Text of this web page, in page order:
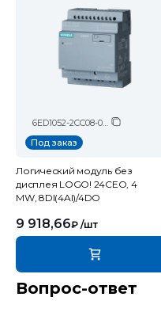
6ED1052-2CC08-0BA2
Под заказ
Логический модуль без
дисплея LOGO! 24CEO, 4
MW, 8DI(4AI)/4DO
9 918,66₽ /шт
Вопрос-ответ